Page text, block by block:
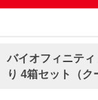
バイオフィニテ
り 4箱セット（ク